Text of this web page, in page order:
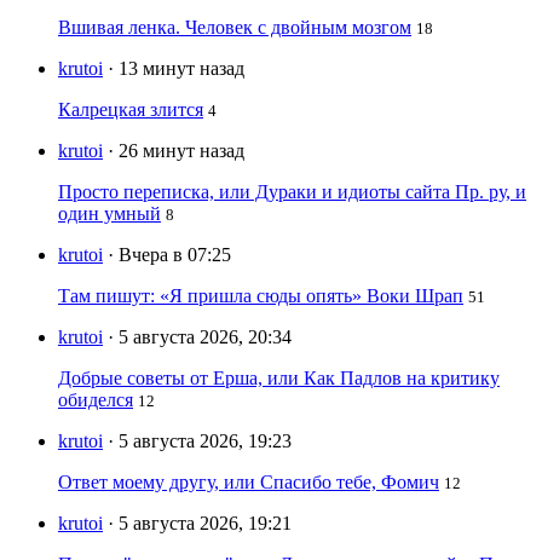
Вшивая ленка. Человек с двойным мозгом 18
krutoi · 13 минут назад
Калрецкая злится 4
krutoi · 26 минут назад
Просто переписка, или Дураки и идиоты сайта Пр. ру, и
один умный 8
krutoi · Вчера в 07:25
Там пишут: «Я пришла сюды опять» Воки Шрап 51
krutoi · 5 августа 2026, 20:34
Добрые советы от Ерша, или Как Падлов на критику
обиделся 12
krutoi · 5 августа 2026, 19:23
Ответ моему другу, или Спасибо тебе, Фомич 12
krutoi · 5 августа 2026, 19:21